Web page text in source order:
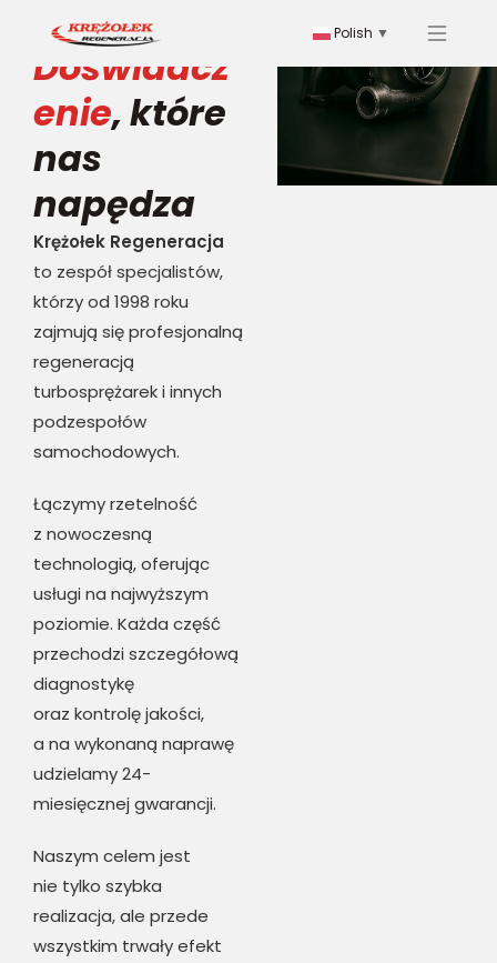
Polish ▼
Doświadcz
enie, które
nas
napędza
Krężołek Regeneracja
to zespół specjalistów,
którzy od 1998 roku
zajmują się profesjonalną
regeneracją
turbosprężarek i innych
podzespołów
samochodowych.
Łączymy rzetelność
z nowoczesną
technologią, oferując
usługi na najwyższym
poziomie. Każda część
przechodzi szczegółową
diagnostykę
oraz kontrolę jakości,
a na wykonaną naprawę
udzielamy 24-
miesięcznej gwarancji.
Naszym celem jest
nie tylko szybka
realizacja, ale przede
wszystkim trwały efekt